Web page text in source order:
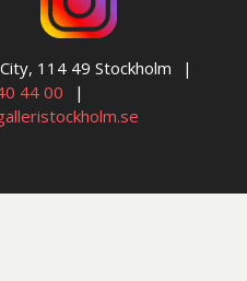
114 49 Stockholm
44 00